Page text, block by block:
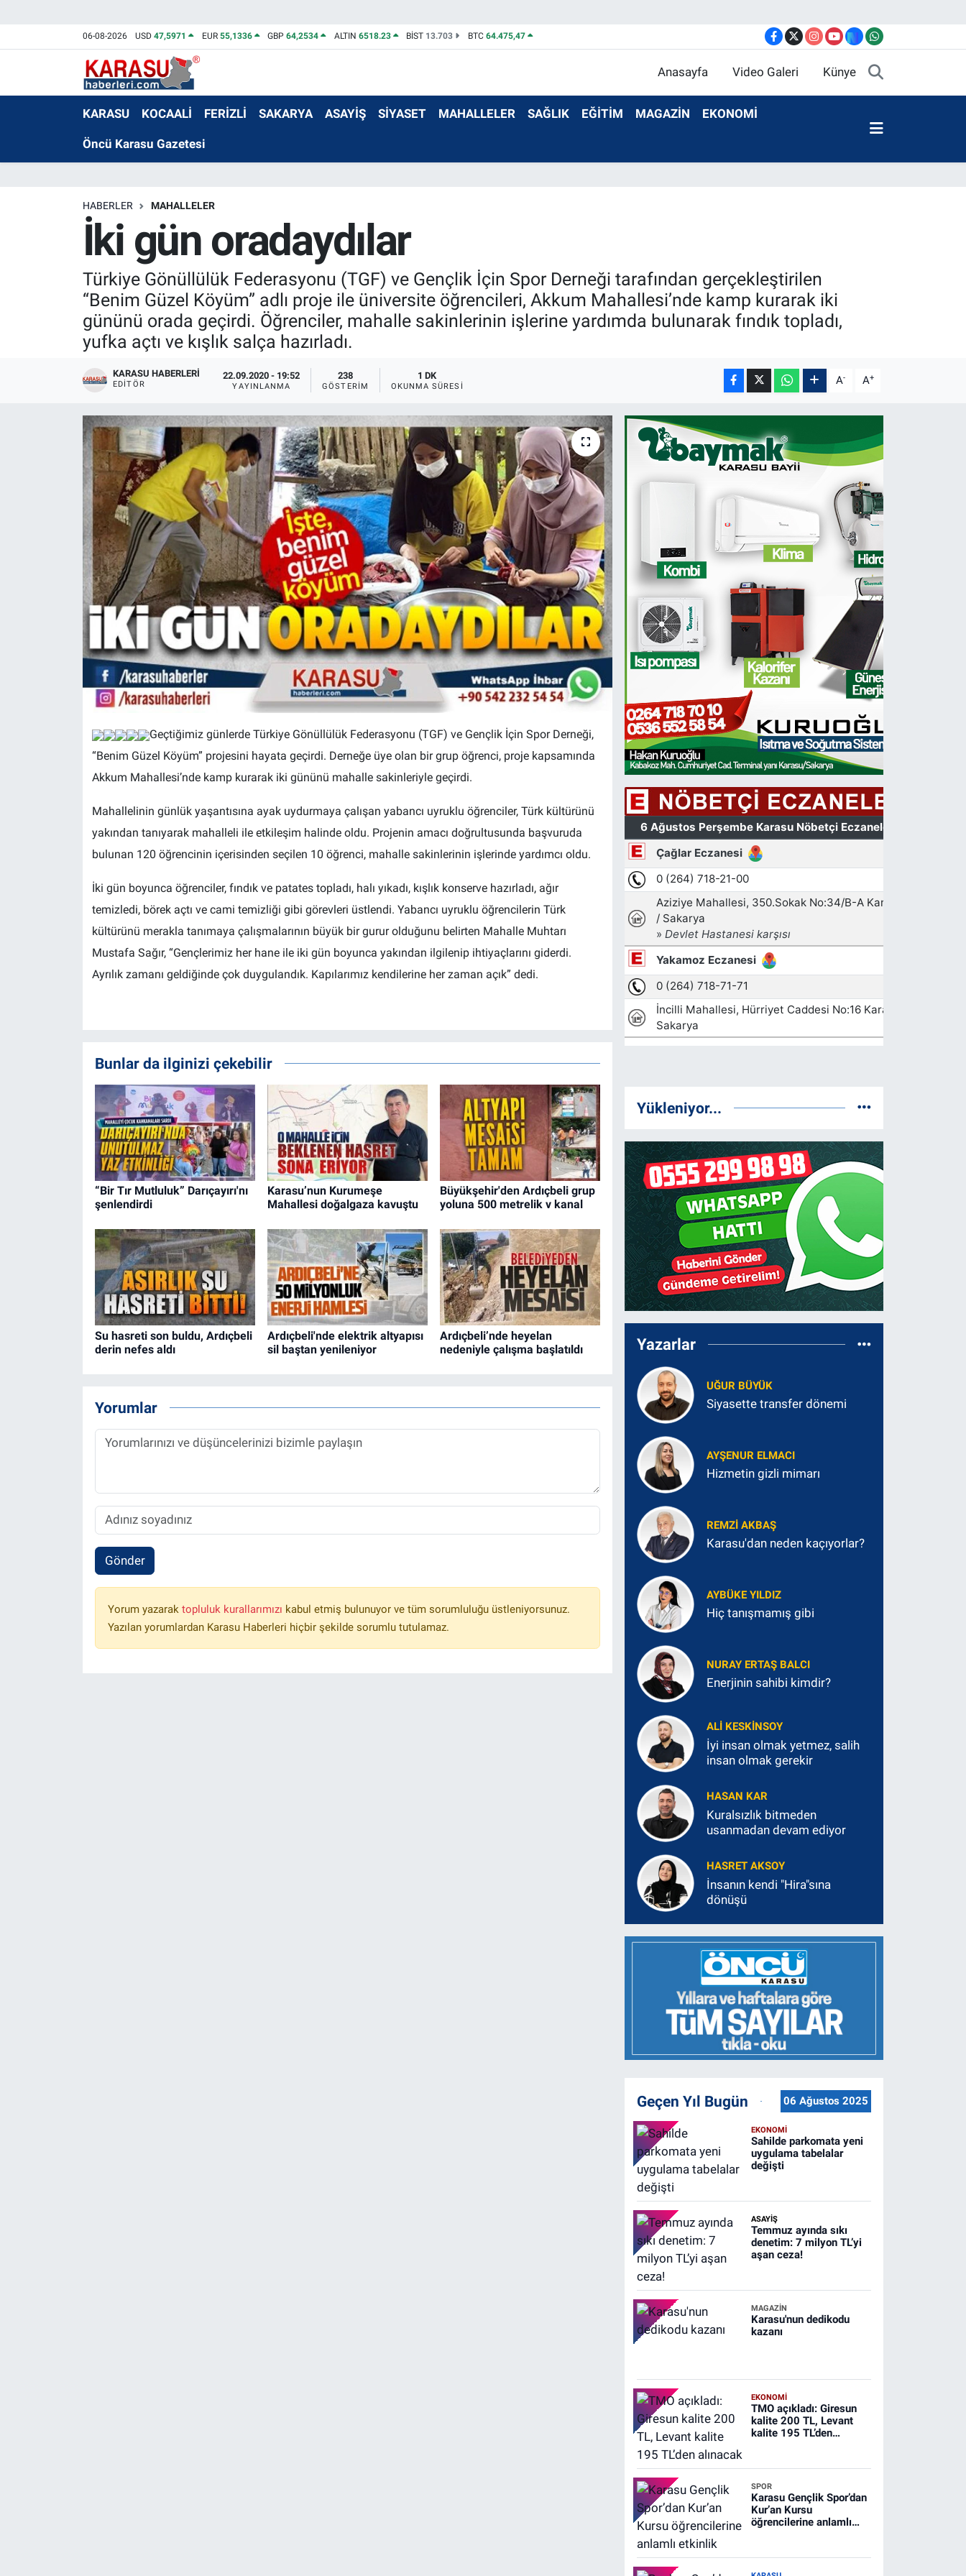
06-08-2026 USD47,5971 EUR 55,1336 GBP64,2534 ALTIN 6518.23 BİST 13.703 BTC 64.475,47
Anasayfa Video Galeri Künye
KARASU KOCAALİ FERİZLİ SAKARYA ASAYİŞ SİYASET MAHALLELER SAĞLIK EĞİTİM MAGAZİN EKONOMİ
Öncü Karasu Gazetesi
HABERLER MAHALLELER
İki gün oradaydılar
Türkiye Gönüllülük Federasyonu (TGF) ve Gençlik İçin Spor Derneği tarafından gerçekleştirilen
“Benim Güzel Köyüm” adlı proje ile üniversite öğrencileri, Akkum Mahallesi’nde kamp kurarak iki
gününü orada geçirdi. Öğrenciler, mahalle sakinlerinin işlerine yardımda bulunarak fındık topladı,
yufka açtı ve kışlık salça hazırladı.
KARASU HABERLERI
EDITÖR
22.09.2020 - 19:52
YAYINLANMA
238
GÖSTERIM
1 DK
OKUNMA SÜRESI A- A+
Geçtiğimiz günlerde Türkiye Gönüllülük Federasyonu (TGF) ve Gençlik İçin Spor Derneği,
“Benim Güzel Köyüm” projesini hayata geçirdi. Derneğe üye olan bir grup öğrenci, proje kapsamında
Akkum Mahallesi’nde kamp kurarak iki gününü mahalle sakinleriyle geçirdi.
Mahallelinin günlük yaşantısına ayak uydurmaya çalışan yabancı uyruklu öğrenciler, Türk kültürünü
yakından tanıyarak mahalleli ile etkileşim halinde oldu. Projenin amacı doğrultusunda başvuruda
bulunan 120 öğrencinin içerisinden seçilen 10 öğrenci, mahalle sakinlerinin işlerinde yardımcı oldu.
İki gün boyunca öğrenciler, fındık ve patates topladı, halı yıkadı, kışlık konserve hazırladı, ağır
temizledi, börek açtı ve cami temizliği gibi görevleri üstlendi. Yabancı uyruklu öğrencilerin Türk
kültürünü merakla tanımaya çalışmalarının büyük bir gurur olduğunu belirten Mahalle Muhtarı
Mustafa Sağır, “Gençlerimiz her hane ile iki gün boyunca yakından ilgilenip ihtiyaçlarını giderdi.
Ayrılık zamanı geldiğinde çok duygulandık. Kapılarımız kendilerine her zaman açık” dedi.
Bunlar da ilginizi çekebilir
“Bir Tır Mutluluk” Darıçayırı'nı
şenlendirdi
Karasu’nun Kurumeşe
Mahallesi doğalgaza kavuştu
Büyükşehir'den Ardıçbeli grup
yoluna 500 metrelik v kanal
Su hasreti son buldu, Ardıçbeli
derin nefes aldı
Ardıçbeli'nde elektrik altyapısı
sil baştan yenileniyor
Ardıçbeli’nde heyelan
nedeniyle çalışma başlatıldı
Yorumlar
Gönder
Yorum yazarak topluluk kurallarımızı kabul etmiş bulunuyor ve tüm sorumluluğu üstleniyorsunuz.
Yazılan yorumlardan Karasu Haberleri hiçbir şekilde sorumlu tutulamaz.
Yükleniyor...
Yazarlar
UĞUR BÜYÜK
Siyasette transfer dönemi
AYŞENUR ELMACI
Hizmetin gizli mimarı
REMZI AKBAŞ
Karasu'dan neden kaçıyorlar?
AYBÜKE YILDIZ
Hiç tanışmamış gibi
NURAY ERTAŞ BALCI
Enerjinin sahibi kimdir?
ALI KESKINSOY
İyi insan olmak yetmez, salih
insan olmak gerekir
HASAN KAR
Kuralsızlık bitmeden
usanmadan devam ediyor
HASRET AKSOY
İnsanın kendi "Hira"sına
dönüşü
Geçen Yıl Bugün 06 Ağustos 2025
EKONOMİ
Sahilde parkomata yeni
uygulama tabelalar
değişti
ASAYİŞ
Temmuz ayında sıkı
denetim: 7 milyon TL’yi
aşan ceza!
MAGAZİN
Karasu'nun dedikodu
kazanı
EKONOMİ
TMO açıkladı: Giresun
kalite 200 TL, Levant
kalite 195 TL’den
SPOR
Karasu Gençlik Spor’dan
Kur’an Kursu
öğrencilerine anlamlı